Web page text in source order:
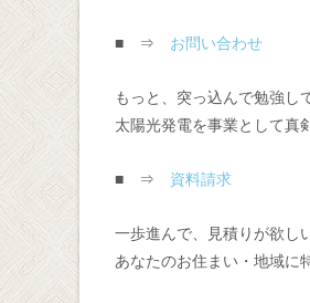
■ ⇒ お問い合わせ
もっと、突っ込んで勉強し
太陽光発電を事業として真
■ ⇒ 資料請求
一歩進んで、見積りが欲し
あなたのお住まい・地域に